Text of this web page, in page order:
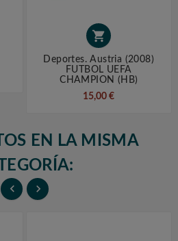

Deportes. Austria (2008)
FUTBOL UEFA
CHAMPION (HB)
15,00 €
EN LA MISMA
 